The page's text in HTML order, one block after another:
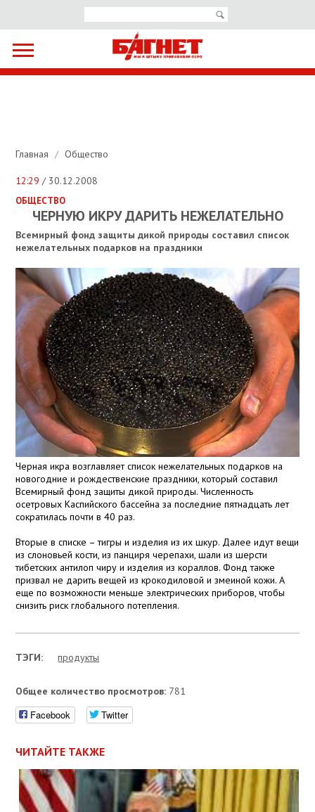
Главная / Общество
12:29 / 30.12.2008
ОБЩЕСТВО
ЧЕРНУЮ ИКРУ ДАРИТЬ НЕЖЕЛАТЕЛЬНО
Всемирный фонд защиты дикой природы составил список
нежелательных подарков на праздники
Черная икра возглавляет список нежелательных подарков на
новогодние и рождественские праздники, который составил
Всемирный фонд защиты дикой природы. Численность
осетровых Каспийского бассейна за последние пятнадцать лет
сократилась почти в 40 раз.
Вторые в списке – тигры и изделия из их шкур. Далее идут вещи
из слоновьей кости, из панциря черепахи, шали из шерсти
тибетских антилоп чиру и изделия из кораллов. Фонд также
призвал не дарить вещей из крокодиловой и змеиной кожи. А
еще по возможности меньше электрических приборов, чтобы
снизить риск глобального потепления.
ТЭГИ: продукты
Общее количество просмотров: 781
Facebook Twitter
ЧИТАЙТЕ ТАКЖЕ